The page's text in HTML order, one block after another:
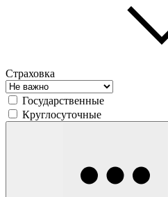
Страховка
Государственные
Круглосуточные